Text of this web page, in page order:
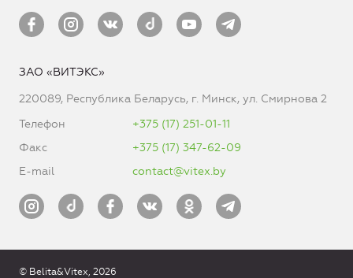
ЗАО «ВИТЭКС»
220089, Республика Беларусь, г. Минск, ул. Смирнова 2
Телефон
+375 (17) 251-01-11
Факс
+375 (17) 347-62-09
E-mail
contact@vitex.by
© Belita&Vitex, 2026